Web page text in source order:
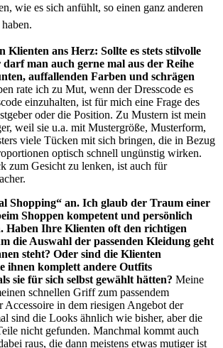
wie es sich anfühlt, so einen ganz anderen
Klienten ans Herz: Sollte es stets stilvolle
man auch gerne mal aus der Reihe
auffallenden Farben und schrägen
rate ich zu Mut, wenn der Dresscode es
einzuhalten, ist für mich eine Frage des
oder die Position. Zu Mustern ist mein
weil sie u.a. mit Mustergröße, Musterform,
viele Tücken mit sich bringen, die in Bezug
optisch schnell ungünstig wirken.
zum Gesicht zu lenken, ist auch für
Shopping“ an. Ich glaub der Traum einer
Shoppen kompetent und persönlich
Haben Ihre Klienten oft den richtigen
die Auswahl der passenden Kleidung geht
steht? Oder sind die Klienten
ihnen komplett andere Outfits
sie für sich selbst gewählt hätten? Meine
schnellen Griff zum passendem
Accessoire in dem riesigen Angebot der
sind die Looks ähnlich wie bisher, aber die
nicht gefunden. Manchmal kommt auch
raus, die dann meistens etwas mutiger ist